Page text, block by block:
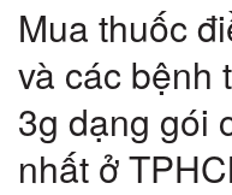
Mua thuốc
và các bệnh
3g dạng gói
nhất ở